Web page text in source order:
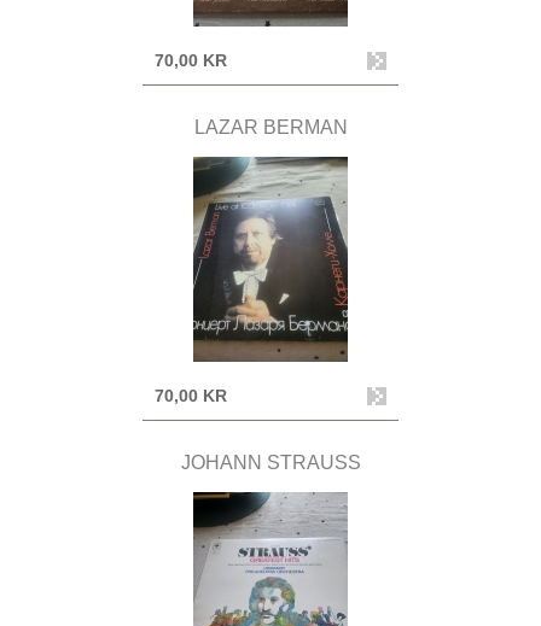
70,00 KR
LAZAR BERMAN
70,00 KR
JOHANN STRAUSS